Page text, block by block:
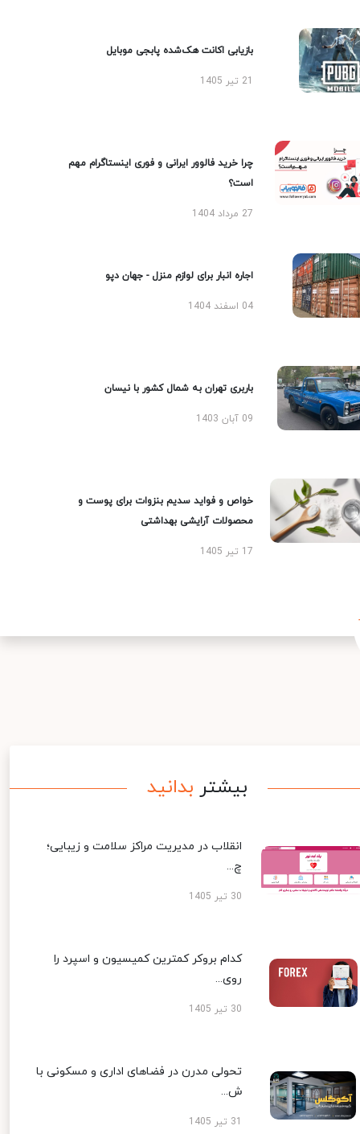
بازیابی اکانت هک‌شده پابجی موبایل
چرا خرید فالوور ایرانی و فوری اینستاگرام مهم
است؟
27 مرداد 1404
اجاره انبار برای لوازم منزل - جهان دپو
04 اسفند 1404
باربری تهران به شمال کشور با نیسان
09 آبان 1403
خواص و فواید سدیم بنزوات برای پوست و
محصولات آرایشی بهداشتی
17 تیر 1405
بیشتر بدانید
انقلاب در مدیریت مراکز سلامت و زیبایی؛
چ...
30 تیر 1405
کدام بروکر کمترین کمیسیون و اسپرد را
روی...
30 تیر 1405
تحولی مدرن در فضاهای اداری و مسکونی با
ش...